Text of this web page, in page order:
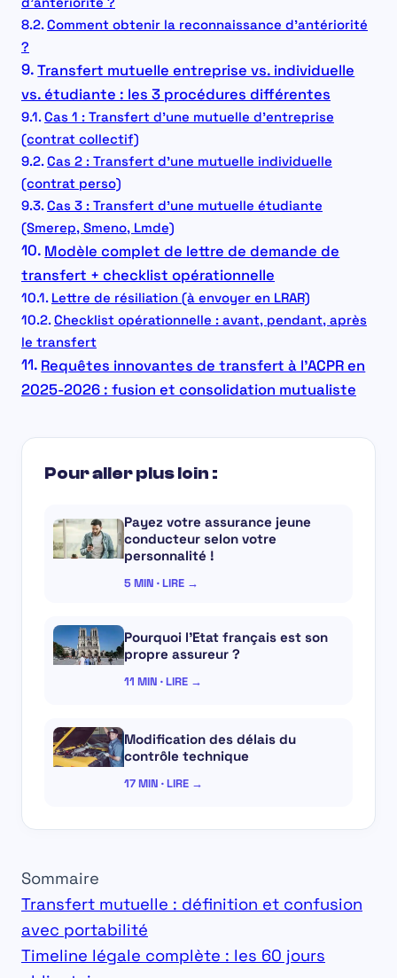
Comment obtenir la reconnaissance d’antériorité
?
Transfert mutuelle entreprise vs. individuelle
vs. étudiante : les 3 procédures différentes
Cas 1 : Transfert d’une mutuelle d’entreprise
(contrat collectif)
Cas 2 : Transfert d’une mutuelle individuelle
(contrat perso)
Cas 3 : Transfert d’une mutuelle étudiante
(Smerep, Smeno, Lmde)
Modèle complet de lettre de demande de
transfert + checklist opérationnelle
Lettre de résiliation (à envoyer en LRAR)
Checklist opérationnelle : avant, pendant, après
le transfert
Requêtes innovantes de transfert à l’ACPR en
2025-2026 : fusion et consolidation mutualiste
Pour aller plus loin :
Payez votre assurance jeune
conducteur selon votre
personnalité !
5 MIN · LIRE →
Pourquoi l’Etat français est son
propre assureur ?
11 MIN · LIRE →
Modification des délais du
contrôle technique
17 MIN · LIRE →
Sommaire
Transfert mutuelle : définition et confusion
avec portabilité
Timeline légale complète : les 60 jours